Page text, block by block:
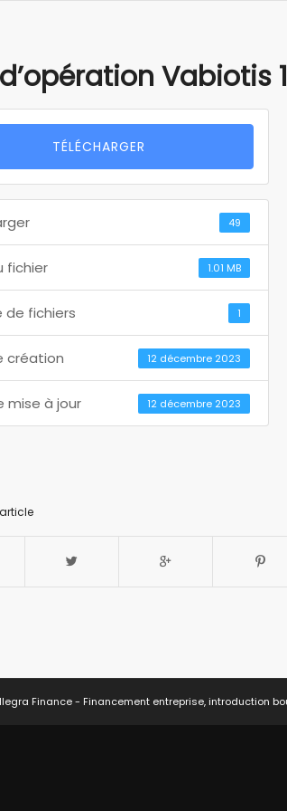
Vabiotis
TÉLÉCHARGER
49
fichier 1.01 MB
de fichiers 1
création 12 décembre 2023
mise à jour 12 décembre 2023
Finance - Financement entreprise, introduction